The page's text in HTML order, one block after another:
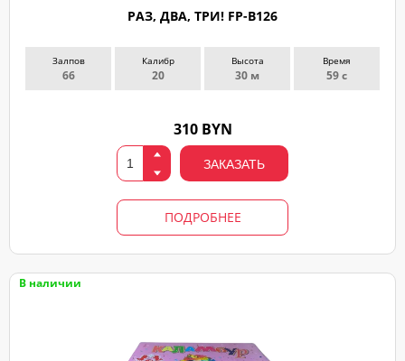
РАЗ, ДВА, ТРИ! FP-B126
Залпов
66
Калибр
20
Высота
30 м
Время
59 с
310 BYN
ЗАКАЗАТЬ
ПОДРОБНЕЕ
В наличии